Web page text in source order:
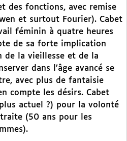
des fonctions, avec remise
et surtout Fourier). Cabet
féminin à quatre heures
de sa forte implication
de la vieillesse et de la
dans l’âge avancé se
avec plus de fantaisie
compte les désirs. Cabet
actuel ?) pour la volonté
(50 ans pour les